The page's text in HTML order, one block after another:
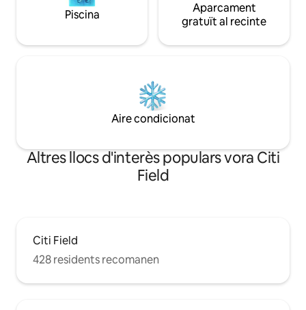
Piscina
Aparcament
gratuït al recinte
Aire condicionat
Altres llocs d'interès populars vora Citi
Field
Citi Field
428 residents recomanen